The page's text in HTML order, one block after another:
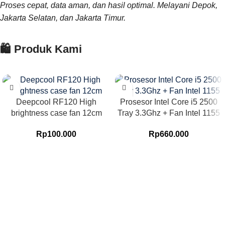
Proses cepat, data aman, dan hasil optimal. Melayani Depok,
Jakarta Selatan, dan Jakarta Timur.
🛍️ Produk Kami
Deepcool RF120 High
brightness case fan 12cm
Rp100.000
Prosesor Intel Core i5 2500
Tray 3.3Ghz + Fan Intel 1155
Rp660.000